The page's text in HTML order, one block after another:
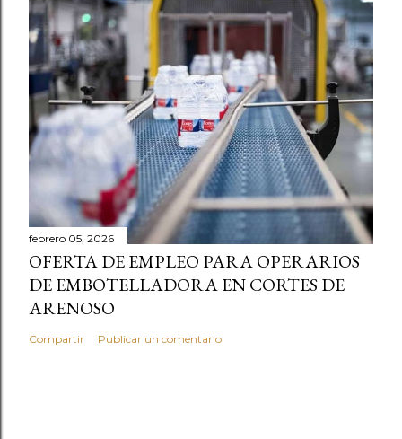
febrero 05, 2026
OFERTA DE EMPLEO PARA OPERARIOS
DE EMBOTELLADORA EN CORTES DE
ARENOSO
Compartir Publicar un comentario